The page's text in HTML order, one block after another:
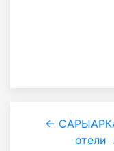
←
отели